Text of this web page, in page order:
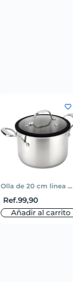
Olla de 20 cm linea ...
Ref.99,90
Añadir al carrito